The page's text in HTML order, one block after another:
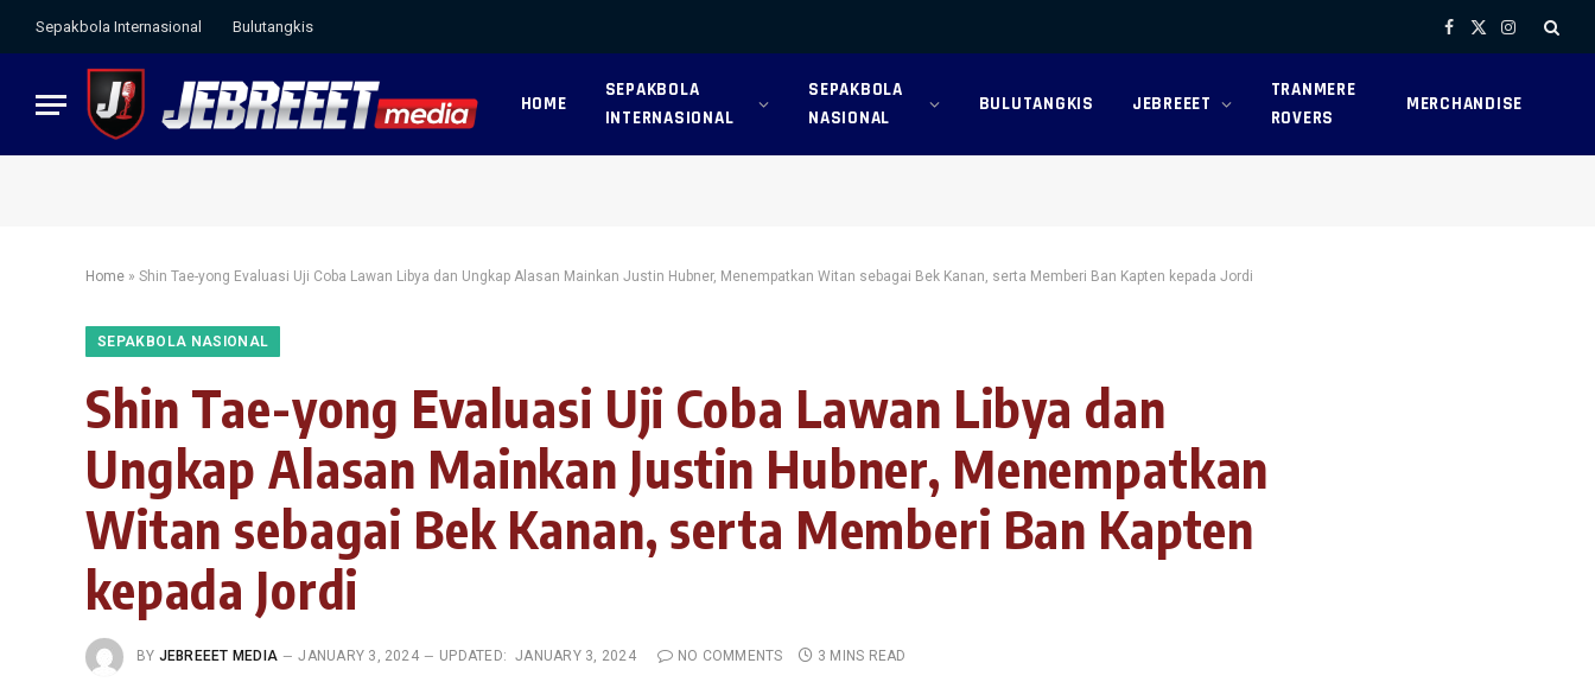
Sepakbola Internasional Bulutangkis Facebook
X
Instagram
HOME
SEPAKBOLA
INTERNASIONAL
SEPAKBOLA
NASIONAL
BULUTANGKIS JEBREEET
TRANMERE
ROVERS
MERCHANDISE
Home » Shin Tae-yong Evaluasi Uji Coba Lawan Libya dan Ungkap Alasan Mainkan Justin Hubner, Menempatkan Witan sebagai Bek Kanan, serta Memberi Ban Kapten kepada Jordi
SEPAKBOLA NASIONAL
Shin Tae-yong Evaluasi Uji Coba Lawan Libya dan
Ungkap Alasan Mainkan Justin Hubner, Menempatkan
Witan sebagai Bek Kanan, serta Memberi Ban Kapten
kepada Jordi
BY JEBREEET MEDIA JANUARY 3, 2024 UPDATED: JANUARY 3, 2024 NO COMMENTS 3 MINS READ